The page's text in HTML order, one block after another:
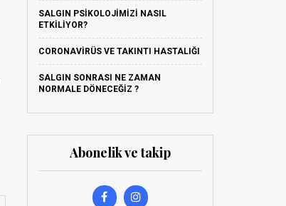
SALGIN PSIKOLOJIMIZI NASIL
ETKILIYOR?
CORONAVIRÜS VE TAKINTI HASTALIĞI
SALGIN SONRASI NE ZAMAN
NORMALE DÖNECEĞIZ ?
Abonelik ve takip